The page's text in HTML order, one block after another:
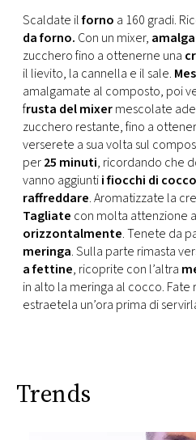
Scaldate ilforno a 160 gradi.
da forno. Con un mixer,
zucchero fino a ottenerne una
il lievito, la cannella e il sale.
amalgamate al composto, poi
frusta del mixermescolate
zucchero restante, fino a
verserete a sua volta sul
per25 minuti, ricordando che
vanno aggiuntii fiocchi di cocco
raffreddare. Aromatizzate la
Tagliate con molta attenzione
orizzontalmente. Tenete da
meringa. Sulla parte rimasta
a fettine, ricoprite con l’altra
in alto la meringa al cocco.
estraetela un’ora prima di
Trends